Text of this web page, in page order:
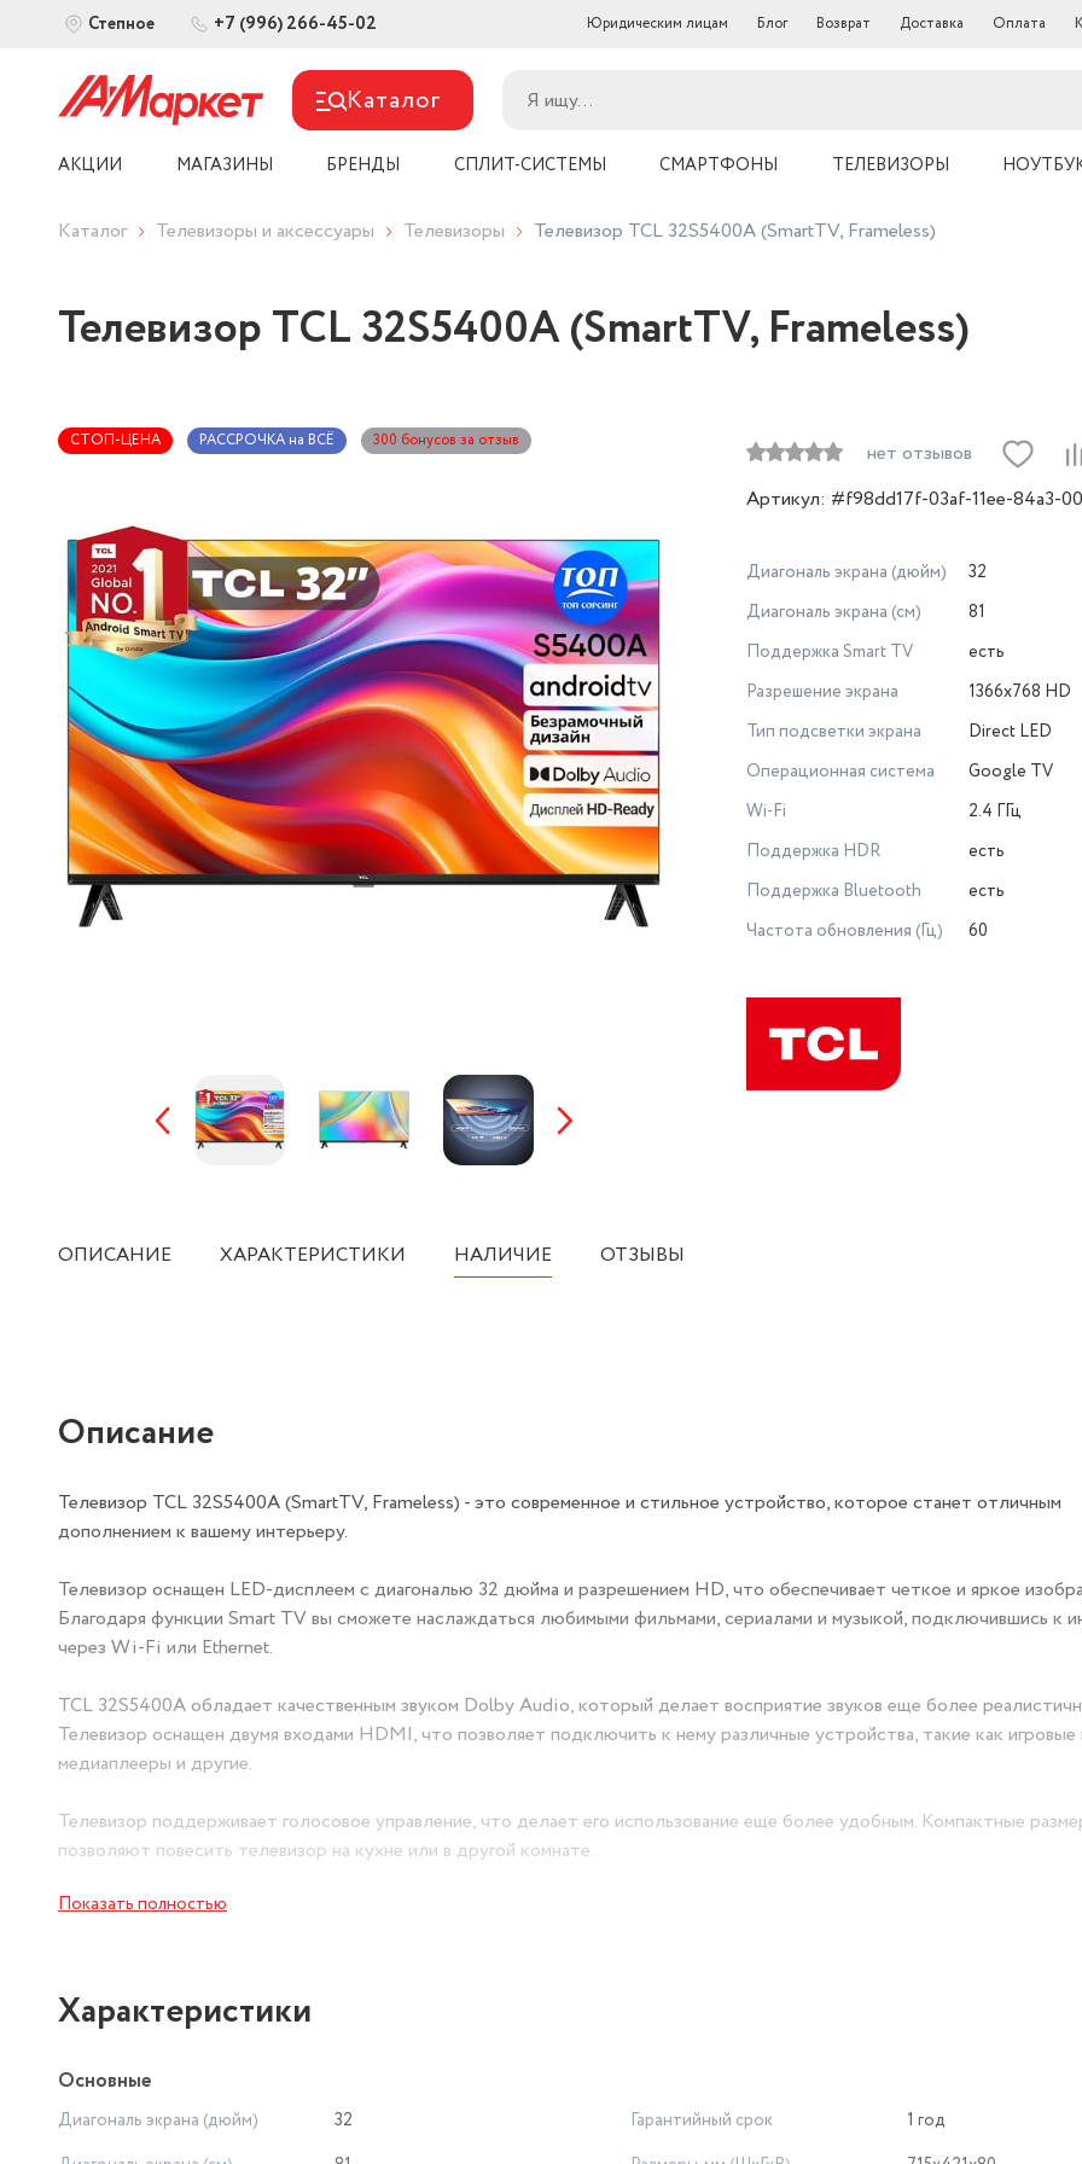
Степное +7 (996) 266-45-02 Юридическим лицам Блог Возврат Доставка Оплата
Каталог
АКЦИИ МАГАЗИНЫ БРЕНДЫ СПЛИТ-СИСТЕМЫ СМАРТФОНЫ ТЕЛЕВИЗОРЫ
Каталог Телевизоры и аксессуары Телевизоры Телевизор TCL 32S5400A (SmartTV, Frameless)
Телевизор TCL 32S5400A (SmartTV, Frameless)
СТОП-ЦЕНА РАССРОЧКА на ВСЁ 300 бонусов за отзыв
нет отзывов
Артикул: #f98dd17f-03af-11ee-84a3-
Диагональ экрана (дюйм)
32
Диагональ экрана (см)
81
Поддержка Smart TV
есть
Разрешение экрана
1366x768 HD
Тип подсветки экрана
Direct LED
Операционная система
Google TV
Wi-Fi
2.4 ГГц
Поддержка HDR
есть
Поддержка Bluetooth
есть
Частота обновления (Гц)
60
ОПИСАНИЕ ХАРАКТЕРИСТИКИ НАЛИЧИЕ ОТЗЫВЫ
Описание
Телевизор TCL 32S5400A (SmartTV, Frameless) - это современное и стильное устройство, которое станет отличным
дополнением к вашему интерьеру.
Телевизор оснащен LED-дисплеем с диагональю 32 дюйма и разрешением HD, что обеспечивает четкое и яркое
Благодаря функции Smart TV вы сможете наслаждаться любимыми фильмами, сериалами и музыкой, подключившись к
через Wi-Fi или Ethernet.
TCL 32S5400A обладает качественным звуком Dolby Audio, который делает восприятие звуков еще более
Телевизор оснащен двумя входами HDMI, что позволяет подключить к нему различные устройства, такие как игровые
медиаплееры и другие.
Телевизор поддерживает голосовое управление, что делает его использование еще более удобным. Компактные
позволяют повесить телевизор на кухне или в другой комнате.
Телевизор TCL 32S5400A оснащен экологически чистыми материалами и системой переработки отработанной
Телевизор TCL 32S5400A - это отличный выбор для тех, кто ценит качество, комфорт и экологичность.
Показать полностью
Характеристики
Основные
Диагональ экрана (дюйм)
32
Гарантийный срок
1 год